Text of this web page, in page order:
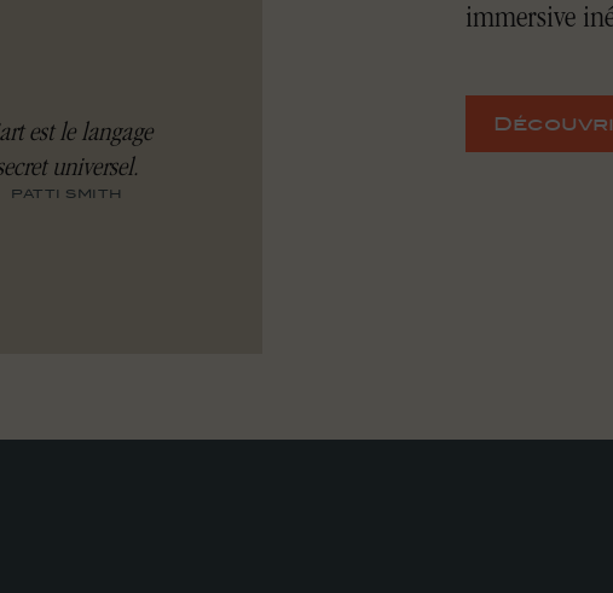
est le langage
universel.
PATTI SMITH
immersive